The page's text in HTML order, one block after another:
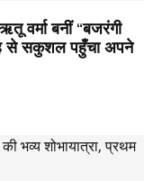
वर्मा बनीं “बजरंगी
से सकुशल पहुँचा अपने